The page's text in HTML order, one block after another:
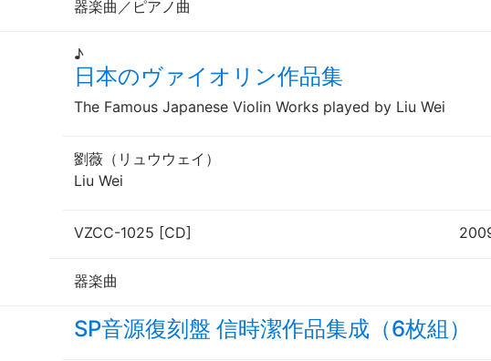
器楽曲／ピアノ曲
♪
日本のヴァイオリン作品集
The Famous Japanese Violin Works played by Liu Wei
劉薇（ リュウウェイ ）
Liu Wei
VZCC-1025 [CD]
器楽曲
SP音源復刻盤 信時潔作品集成（6枚組）